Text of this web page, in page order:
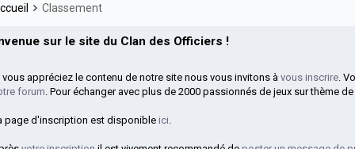
Classement
sur le site du Clan des Officiers !
vous appréciez le contenu de notre site nous vous invitons àvous inscrire .
forum . Pour échanger avec plus de 2000 passionnés de jeux sur thème
page d'inscription est disponible ici